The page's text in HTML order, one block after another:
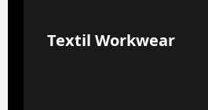
Textil Workwear